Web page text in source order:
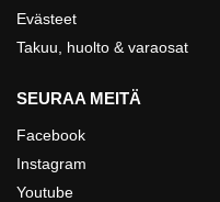
Evästeet
Takuu, huolto & varaosat
SEURAA MEITÄ
Facebook
Instagram
Youtube